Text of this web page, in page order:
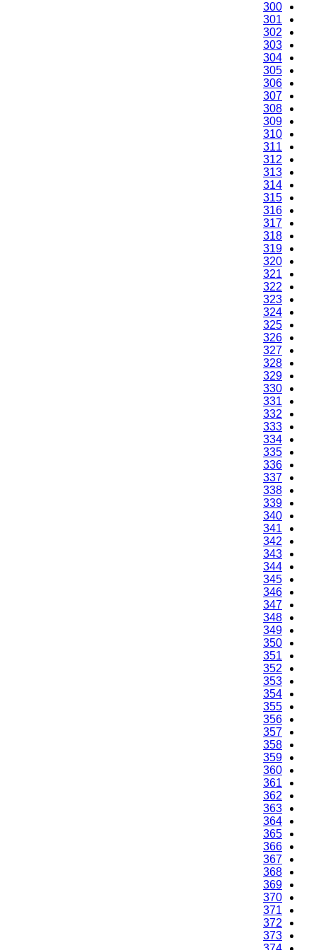
300
301
302
303
304
305
306
307
308
309
310
311
312
313
314
315
316
317
318
319
320
321
322
323
324
325
326
327
328
329
330
331
332
333
334
335
336
337
338
339
340
341
342
343
344
345
346
347
348
349
350
351
352
353
354
355
356
357
358
359
360
361
362
363
364
365
366
367
368
369
370
371
372
373